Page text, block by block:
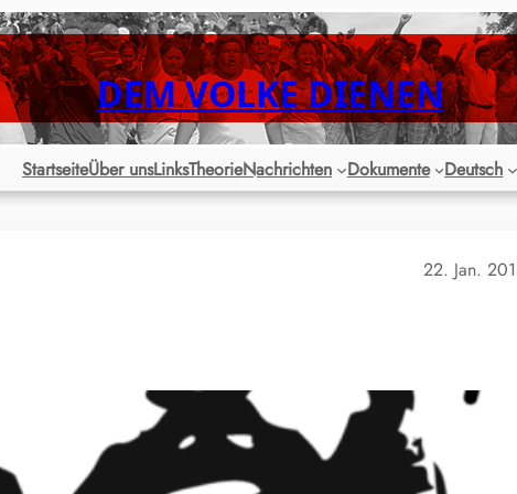
DEM VOLKE DIENEN
StartseiteÜber unsLinksTheorieNachrichten Dokumente Deutsch
22. Jan.